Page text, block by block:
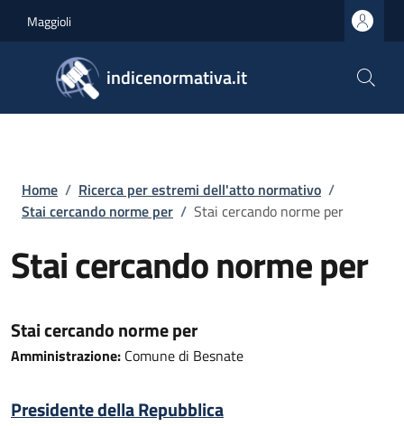
Maggioli
indicenormativa.it
Briciole di pane
Home / Ricerca per estremi dell'atto normativo /
Stai cercando norme per / Stai cercando norme per
Stai cercando norme per
Stai cercando norme per
Amministrazione: Comune di Besnate
Presidente della Repubblica